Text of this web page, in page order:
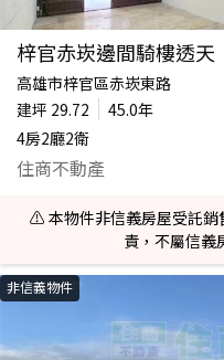
梓官赤崁邊間騎樓透天
高雄市梓官區赤崁東路
建坪 29.72
45.0年
4房2廳2衛
住商不動產
⚠️ 本物件非信義房屋受託銷
責，不屬信義
非信義物件